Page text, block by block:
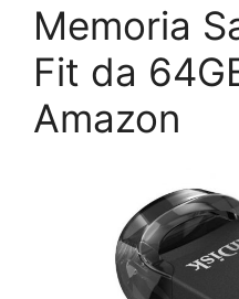
Memoria
Fit da
Amazon